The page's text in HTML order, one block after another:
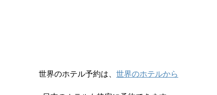
世界のホテル予約は、 世界のホテルから